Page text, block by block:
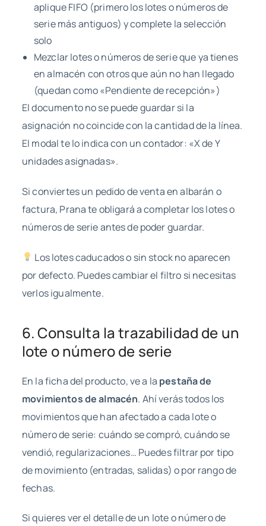
aplique FIFO (primero los lotes o números de
serie más antiguos) y complete la selección
solo
Mezclar lotes o números de serie que ya tienes
en almacén con otros que aún no han llegado
(quedan como «Pendiente de recepción»)
El documento no se puede guardar si la
asignación no coincide con la cantidad de la línea.
El modal te lo indica con un contador: «X de Y
unidades asignadas».
Si conviertes un pedido de venta en albarán o
factura, Prana te obligará a completar los lotes o
números de serie antes de poder guardar.
Los lotes caducados o sin stock no aparecen
por defecto. Puedes cambiar el filtro si necesitas
verlos igualmente.
6. Consulta la trazabilidad de un
lote o número de serie
En la ficha del producto, ve a la pestaña de
movimientos de almacén. Ahí verás todos los
movimientos que han afectado a cada lote o
número de serie: cuándo se compró, cuándo se
vendió, regularizaciones… Puedes filtrar por tipo
de movimiento (entradas, salidas) o por rango de
fechas.
Si quieres ver el detalle de un lote o número de